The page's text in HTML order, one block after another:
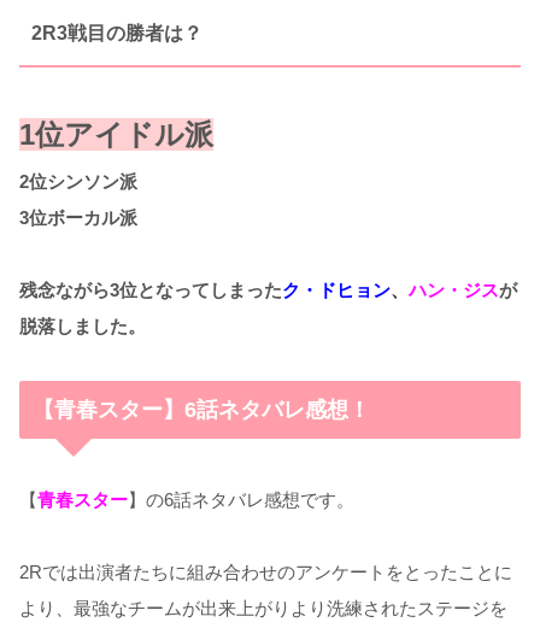
2R3戦目の勝者は？
1位アイドル派
2位シンソン派
3位ボーカル派
残念ながら3位となってしまったク・ドヒョン、ハン・ジスが
脱落しました。
【青春スター】6話ネタバレ感想！
【青春スター】の6話ネタバレ感想です。
2Rでは出演者たちに組み合わせのアンケートをとったことに
より、最強なチームが出来上がりより洗練されたステージを